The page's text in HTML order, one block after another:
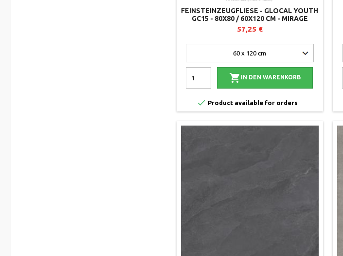
FEINSTEINZEUGFLIESE - GLOCAL YOUTH
GC15 - 80X80 / 60X120 CM - MIRAGE
57,25 €
 IN DEN WARENKORB
 Product available for orders